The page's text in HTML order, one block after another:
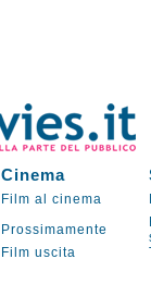
Cinema
Film al cinema
Prossimamente
Film uscita